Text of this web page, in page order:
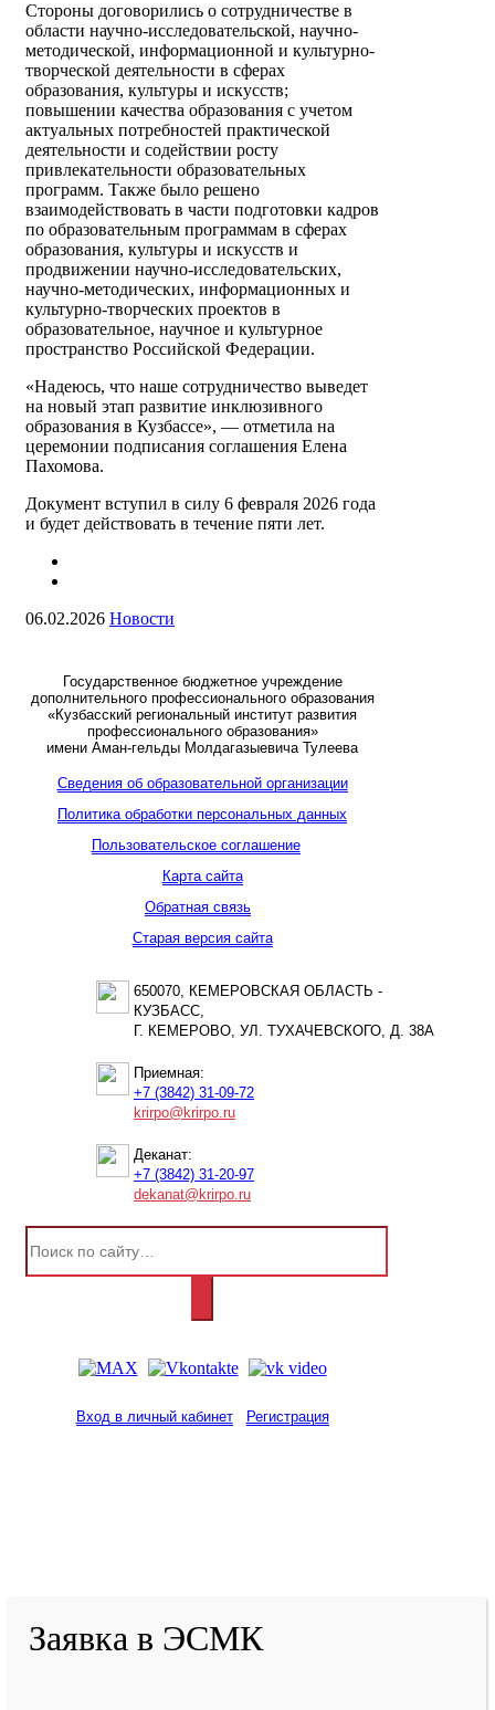
Стороны договорились о сотрудничестве в
области научно-исследовательской, научно-
методической, информационной и культурно-
творческой деятельности в сферах
образования, культуры и искусств;
повышении качества образования с учетом
актуальных потребностей практической
деятельности и содействии росту
привлекательности образовательных
программ. Также было решено
взаимодействовать в части подготовки кадров
по образовательным программам в сферах
образования, культуры и искусств и
продвижении научно-исследовательских,
научно-методических, информационных и
культурно-творческих проектов в
образовательное, научное и культурное
пространство Российской Федерации.
«Надеюсь, что наше сотрудничество выведет
на новый этап развитие инклюзивного
образования в Кузбассе», — отметила на
церемонии подписания соглашения Елена
Пахомова.
Документ вступил в силу 6 февраля 2026 года
и будет действовать в течение пяти лет.
06.02.2026 Новости
Государственное бюджетное учреждение
дополнительного профессионального образования
«Кузбасский региональный институт развития
профессионального образования»
имени Аман-гельды Молдагазыевича Тулеева
Сведения об образовательной организации
Политика обработки персональных данных
Пользовательское соглашение
Карта сайта
Обратная связь
Старая версия сайта
650070, КЕМЕРОВСКАЯ ОБЛАСТЬ -
КУЗБАСС,
Г. КЕМЕРОВО, УЛ. ТУХАЧЕВСКОГО, Д. 38А
Приемная:
+7 (3842) 31-09-72
krirpo@krirpo.ru
Деканат:
+7 (3842) 31-20-97
dekanat@krirpo.ru
Вход в личный кабинет Регистрация
Заявка в ЭСМК